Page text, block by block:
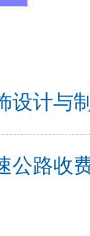
设计与
公路收